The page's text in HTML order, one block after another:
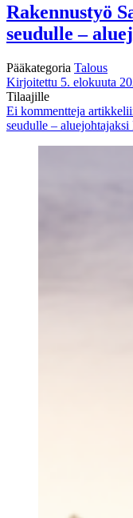
Rakennustyö
seudulle –
Pääkategoria Talous
Kirjoitettu 5. elokuuta
Tilaajille
Ei kommentteja
seudulle –